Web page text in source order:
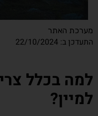
מערכת האתר
התעדכן ב: 22/10/2024
למה בכלל
למיין?